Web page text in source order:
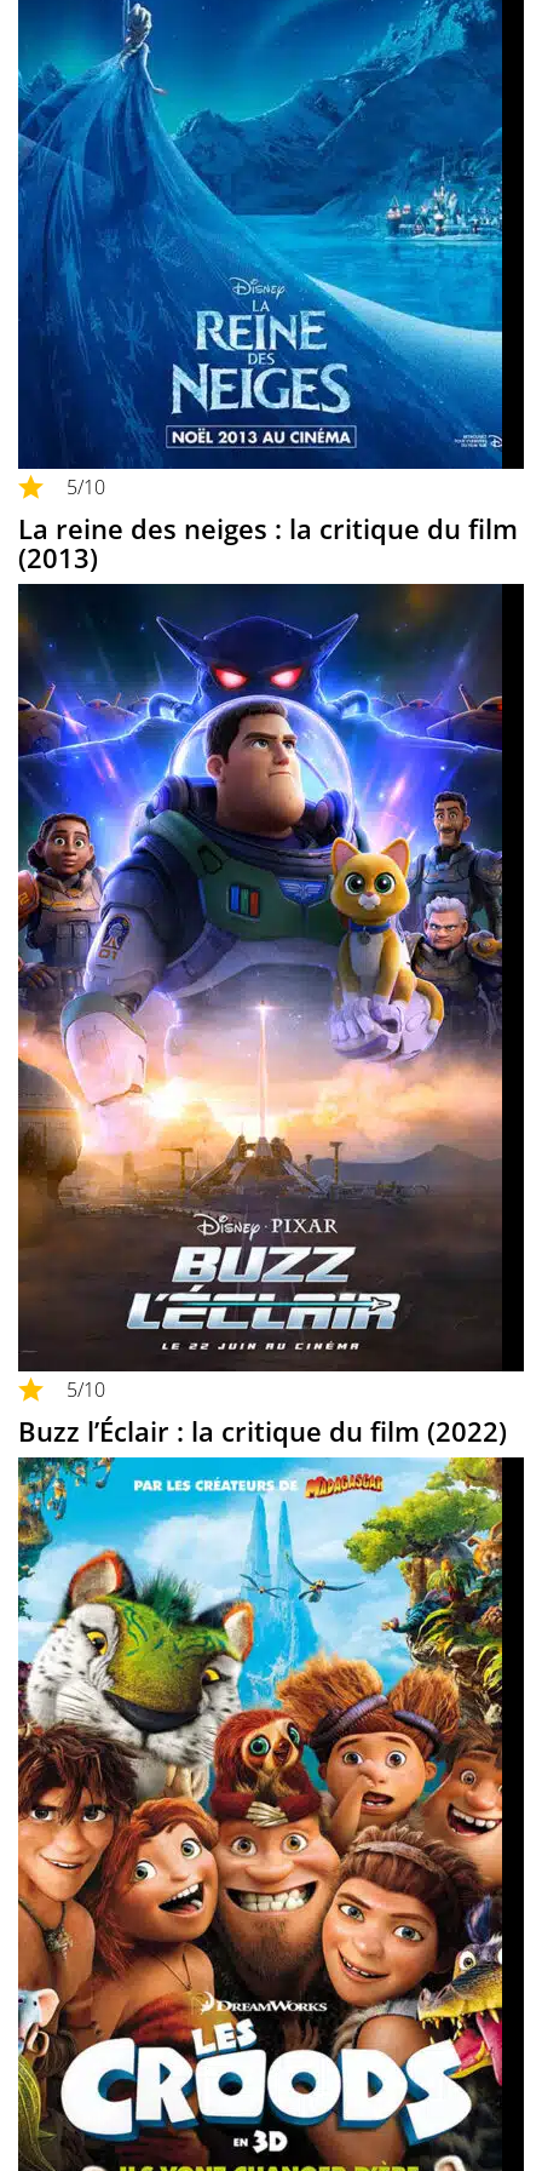
5/10
La reine des neiges : la critique du film
(2013)
5/10
Buzz l’Éclair : la critique du film (2022)